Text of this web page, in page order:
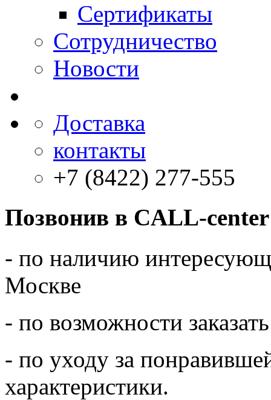
Сертификаты
Сотрудничество
Новости
Доставка
контакты
+7 (8422) 277-555
Позвонив в CALL-
- по наличию
Москве
- по возможности
- по уходу за
характеристики.